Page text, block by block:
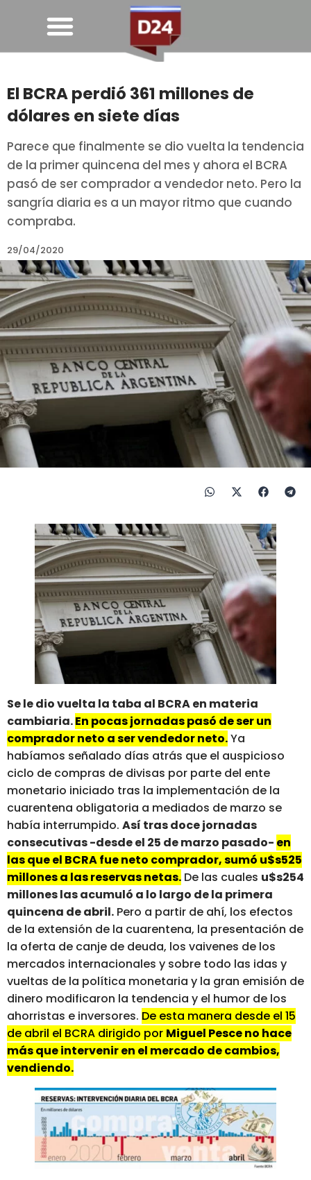
El BCRA perdió 361 millones de
dólares en siete días
Parece que finalmente se dio vuelta la tendencia
de la primer quincena del mes y ahora el BCRA
pasó de ser comprador a vendedor neto. Pero la
sangría diaria es a un mayor ritmo que cuando
compraba.
29/04/2020
Se le dio vuelta la taba al BCRA en materia
cambiaria.En pocas jornadas pasó de ser un
comprador neto a ser vendedor neto.Ya
habíamos señalado días atrás que el auspicioso
ciclo de compras de divisas por parte del ente
monetario iniciado tras la implementación de la
cuarentena obligatoria a mediados de marzo se
había interrumpido. Así tras doce jornadas
consecutivas -desde el 25 de marzo pasado- en
las que el BCRA fue neto comprador, sumó u$s525
millones a las reservas netas. De las cuales u$s254
millones las acumuló a lo largo de la primera
quincena de abril. Pero a partir de ahí, los efectos
de la extensión de la cuarentena, la presentación de
la oferta de canje de deuda, los vaivenes de los
mercados internacionales y sobre todo las idas y
vueltas de la política monetaria y la gran emisión de
dinero modificaron la tendencia y el humor de los
ahorristas e inversores. De esta manera desde el 15
de abril el BCRA dirigido por Miguel Pesce no hace
más que intervenir en el mercado de cambios,
vendiendo.